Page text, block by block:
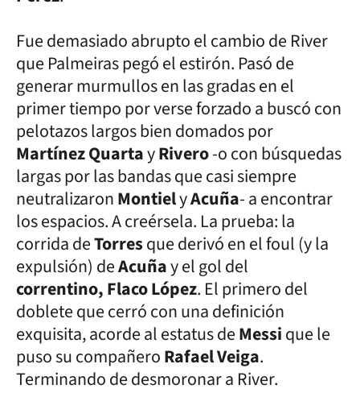
Fue demasiado abrupto el cambio de River
que Palmeiras pegó el estirón. Pasó de
generar murmullos en las gradas en el
primer tiempo por verse forzado a buscó con
pelotazos largos bien domados por
Martínez QuartayRivero-o con búsquedas
largas por las bandas que casi siempre
neutralizaronMontielyAcuña- a encontrar
los espacios. A creérsela. La prueba: la
corrida deTorresque derivó en el foul (y la
expulsión) deAcuñay el gol del
correntino,Flaco López. El primero del
doblete que cerró con una definición
exquisita, acorde al estatus deMessique le
puso su compañeroRafael Veiga.
Terminando de desmoronar a River.